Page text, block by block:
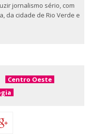
jornalismo sério, com
da cidade de Rio Verde e
Centro Oeste